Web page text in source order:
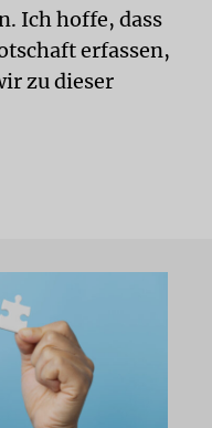
Ich hoffe, dass
erfassen,
zu dieser